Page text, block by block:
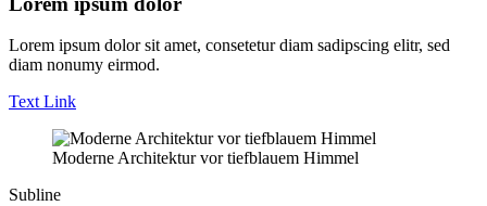
Lorem ipsum dolor sit amet, consetetur diam sadipscing elitr, sed
diam nonumy eirmod.
Text Link
Moderne Architektur vor tiefblauem Himmel
Subline